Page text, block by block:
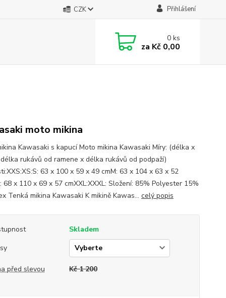
CZK Přihlášení
0ks
za Kč 0,00
moto mikina
Kawasaki s kapucí Moto mikina Kawasaki Míry: (délka x
rukávů od ramene x délka rukávů od podpaží)
63 x 100 x 59 x 49 cmM: 63 x 104 x 63 x 52
68 x 110 x 69 x 57 cmXXL:XXXL: Složení: 85% Polyester 15%
Tenká mikina Kawasaki K mikině Kawas... celý popis
Skladem
před slevou Kč 1 200